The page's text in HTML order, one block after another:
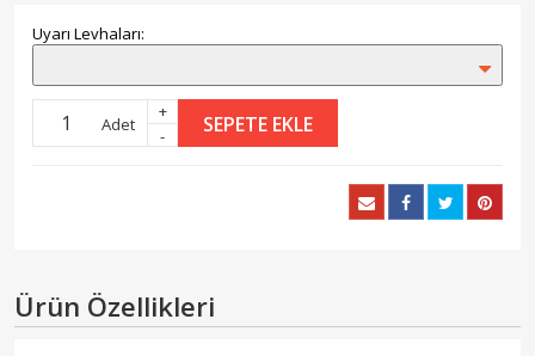
Uyarı Levhaları:
Adet
+
-
SEPETE EKLE
Ürün Özellikleri